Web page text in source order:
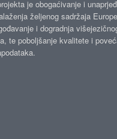
je obogaćivanje i
željenog sadržaja
i dogradnja
te poboljšanje kvalitete i